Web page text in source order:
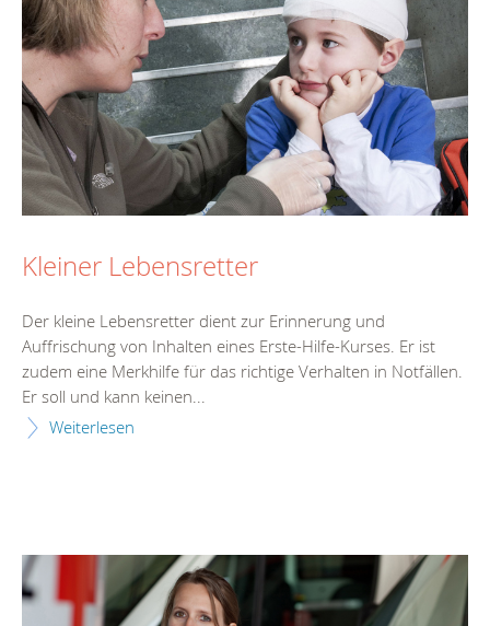
Kleiner Lebensretter
Der kleine Lebensretter dient zur Erinnerung und
Auffrischung von Inhalten eines Erste-Hilfe-Kurses. Er ist
zudem eine Merkhilfe für das richtige Verhalten in Notfällen.
Er soll und kann keinen...
Weiterlesen